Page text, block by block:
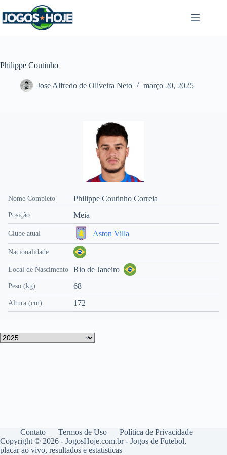
para
o
Philippe Coutinho
Jose Alfredo de Oliveira Neto março 20, 2025
Nome Completo Philippe Coutinho Correia
Posição Meia
Clube atual Aston Villa
Nacionalidade
Local de Nascimento Rio de Janeiro
Peso (kg) 68
Altura (cm) 172
Contato Termos de Uso
Política de Privacidade
Copyright © 2026 - JogosHoje.com.br - Jogos de Futebol,
placar ao vivo, resultados e estatisticas